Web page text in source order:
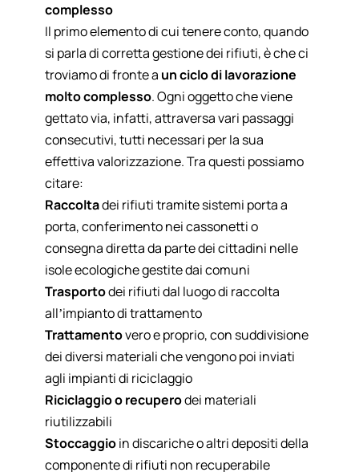
complesso
Il primo elemento di cui tenere conto, quando
si parla di corretta gestione dei rifiuti, è che ci
troviamo di fronte a un ciclo di lavorazione
molto complesso. Ogni oggetto che viene
gettato via, infatti, attraversa vari passaggi
consecutivi, tutti necessari per la sua
effettiva valorizzazione. Tra questi possiamo
citare:
Raccoltadei rifiuti tramite sistemi porta a
porta, conferimento nei cassonetti o
consegna diretta da parte dei cittadini nelle
isole ecologiche gestite dai comuni
Trasportodei rifiuti dal luogo di raccolta
all’impianto di trattamento
Trattamentovero e proprio, con suddivisione
dei diversi materiali che vengono poi inviati
agli impianti di riciclaggio
Riciclaggio o recuperodei materiali
riutilizzabili
Stoccaggioin discariche o altri depositi della
componente di rifiuti non recuperabile